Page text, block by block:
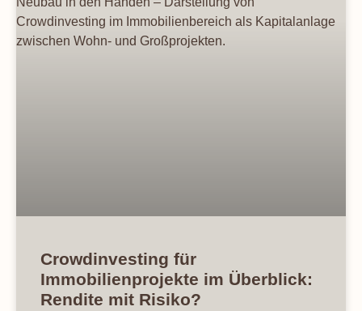
Crowdinvesting für
Immobilienprojekte im Überblick:
Rendite mit Risiko?